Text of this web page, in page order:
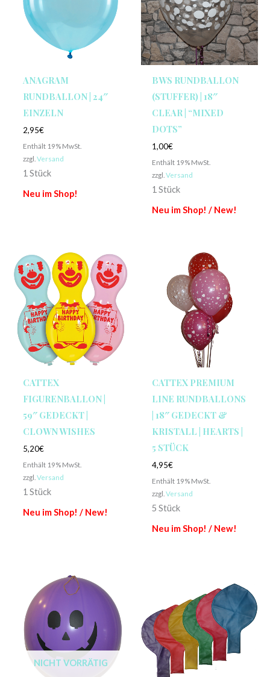
ANAGRAM
RUNDBALLON | 24″
EINZELN
2,95€
Enthält 19% MwSt.
zzgl. Versand
1 Stück
Neu im Shop!
BWS RUNDBALLON
(STUFFER) | 18″
CLEAR | “MIXED
DOTS”
1,00€
Enthält 19% MwSt.
zzgl. Versand
1 Stück
Neu im Shop! / New!
CATTEX
FIGURENBALLON |
59″ GEDECKT |
CLOWN WISHES
5,20€
Enthält 19% MwSt.
zzgl. Versand
1 Stück
Neu im Shop! / New!
CATTEX PREMIUM
LINE RUNDBALLONS
| 18″ GEDECKT &
KRISTALL | HEARTS |
5 STÜCK
4,95€
Enthält 19% MwSt.
zzgl. Versand
5 Stück
Neu im Shop! / New!
NICHT VORRÄTIG